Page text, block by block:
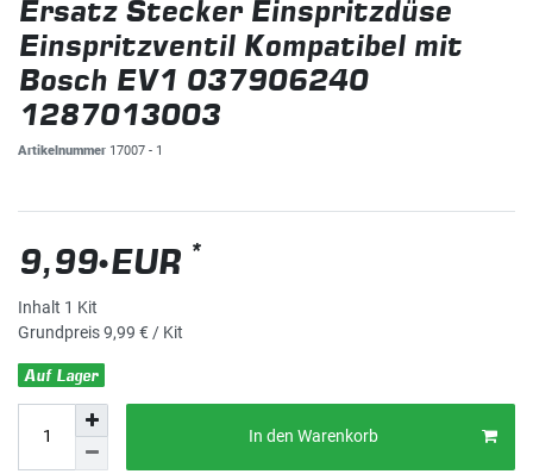
Ersatz Stecker Einspritzdüse
Einspritzventil Kompatibel mit
Bosch EV1 037906240
1287013003
Artikelnummer 17007 - 1
9,99 EUR *
Inhalt 1 Kit
Grundpreis9,99 € / Kit
Auf Lager
In den Warenkorb